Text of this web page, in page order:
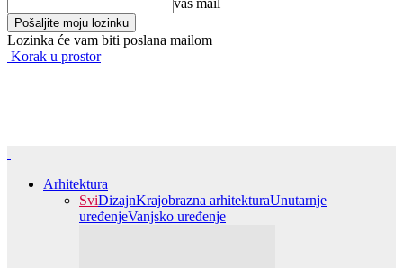
vaš mail
Lozinka će vam biti poslana mailom
Korak u prostor
Arhitektura
SviDizajnKrajobrazna arhitekturaUnutarnje
uređenjeVanjsko uređenje